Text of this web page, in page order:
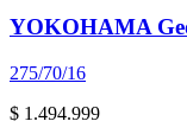
YOKOHAMA
275/70/16
$ 1.494.999